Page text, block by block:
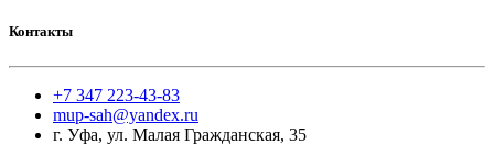
Контакты
+7 347 223-43-83
mup-sah@yandex.ru
г. Уфа, ул. Малая Гражданская, 35